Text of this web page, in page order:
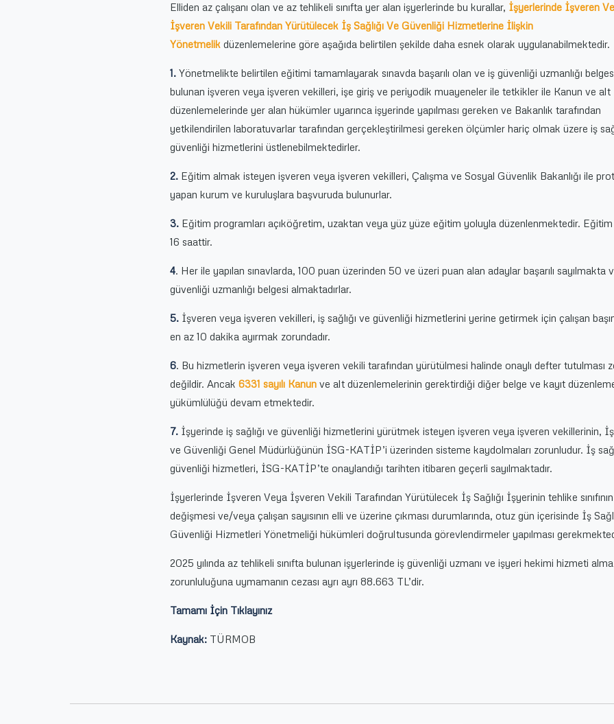
Elliden az çalışanı olan ve az tehlikeli sınıfta yer alan işyerlerinde bu kurallar, İşyerlerinde İşveren
İşveren Vekili Tarafından Yürütülecek İş Sağlığı Ve Güvenliği Hizmetlerine İlişkin
Yönetmelik düzenlemelerine göre aşağıda belirtilen şekilde daha esnek olarak uygulanabilmektedir.
1. Yönetmelikte belirtilen eğitimi tamamlayarak sınavda başarılı olan ve iş güvenliği uzmanlığı
bulunan işveren veya işveren vekilleri, işe giriş ve periyodik muayeneler ile tetkikler ile Kanun ve alt
düzenlemelerinde yer alan hükümler uyarınca işyerinde yapılması gereken ve Bakanlık tarafından
yetkilendirilen laboratuvarlar tarafından gerçekleştirilmesi gereken ölçümler hariç olmak üzere iş
güvenliği hizmetlerini üstlenebilmektedirler.
2. Eğitim almak isteyen işveren veya işveren vekilleri, Çalışma ve Sosyal Güvenlik Bakanlığı ile
yapan kurum ve kuruluşlara başvuruda bulunurlar.
3. Eğitim programları açıköğretim, uzaktan veya yüz yüze eğitim yoluyla düzenlenmektedir. Eğitim
16 saattir.
4. Her ile yapılan sınavlarda, 100 puan üzerinden 50 ve üzeri puan alan adaylar başarılı sayılmakta
güvenliği uzmanlığı belgesi almaktadırlar.
5. İşveren veya işveren vekilleri, iş sağlığı ve güvenliği hizmetlerini yerine getirmek için çalışan
en az 10 dakika ayırmak zorundadır.
6. Bu hizmetlerin işveren veya işveren vekili tarafından yürütülmesi halinde onaylı defter tutulması
değildir. Ancak6331 sayılı Kanun ve alt düzenlemelerinin gerektirdiği diğer belge ve kayıt
yükümlülüğü devam etmektedir.
7. İşyerinde iş sağlığı ve güvenliği hizmetlerini yürütmek isteyen işveren veya işveren vekillerinin, İş
ve Güvenliği Genel Müdürlüğünün İSG-KATİP’i üzerinden sisteme kaydolmaları zorunludur. İş
güvenliği hizmetleri, İSG-KATİP’te onaylandığı tarihten itibaren geçerli sayılmaktadır.
İşyerlerinde İşveren Veya İşveren Vekili Tarafından Yürütülecek İş Sağlığı İşyerinin tehlike sınıfının
değişmesi ve/veya çalışan sayısının elli ve üzerine çıkması durumlarında, otuz gün içerisinde İş
Güvenliği Hizmetleri Yönetmeliği hükümleri doğrultusunda görevlendirmeler yapılması
2025 yılında az tehlikeli sınıfta bulunan işyerlerinde iş güvenliği uzmanı ve işyeri hekimi hizmeti alma
zorunluluğuna uymamanın cezası ayrı ayrı 88.663 TL’dir.
Tamamı İçin Tıklayınız
Kaynak: TÜRMOB